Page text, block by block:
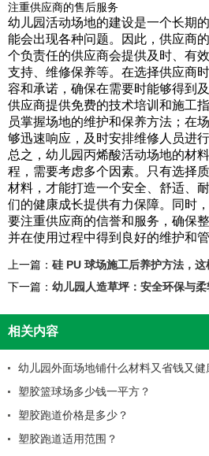
注重供应商的售后服务
幼儿园活动场地的建设是一个长期
能会出现各种问题。因此，供应商
个负责任的供应商会提供及时、有
支持、维修保养等。在选择供应商
容和承诺，确保在需要时能够得到
供应商提供免费的技术培训和施工
员掌握场地的维护和保养方法；在
够迅速响应，及时安排维修人员进行
总之，幼儿园丙烯酸活动场地的材
程，需要考虑多个因素。只有选择
材料，才能打造一个安全、舒适、
们的健康成长提供有力保障。同时
要注重供应商的信誉和服务，确保
并在使用过程中得到良好的维护和管
上一篇： 硅 PU 球场施工后养护方法，这
下一篇： 幼儿园人造草坪：安全环保与
相关内容
幼儿园外面场地铺什么材料又省钱又健
塑胶篮球场多少钱一平方？
塑胶跑道价格是多少？
塑胶跑道适用范围？